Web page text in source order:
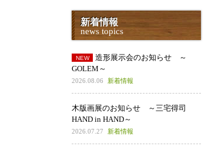
新着情報
news topics
造形展示会のお知らせ ～
GOLEM～
2026.08.06 新着情報
木版画展のお知らせ ～三宅得司
HAND in HAND～
2026.07.27 新着情報